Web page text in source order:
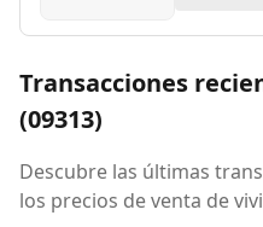
Transacciones
(09313)
Descubre las últimas
los precios de venta de